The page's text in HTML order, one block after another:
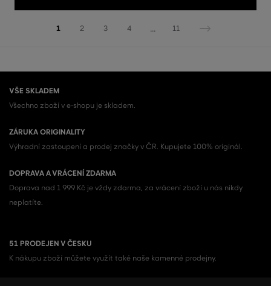
1 2 3 4 ... 11
VŠE SKLADEM
Všechno zboží v e-shopu je skladem.
ZÁRUKA ORIGINALITY
Výhradní zastoupení a prodej značky v ČR. Kupujete 100% originál.
DOPRAVA A VRÁCENÍ ZDARMA
Doprava nad 1 999 Kč je vždy zdarma, za vrácení zboží u nás nikdy
neplatíte.
51 PRODEJEN V ČESKU
K nákupu zboží můžete využít také naše kamenné prodejny.